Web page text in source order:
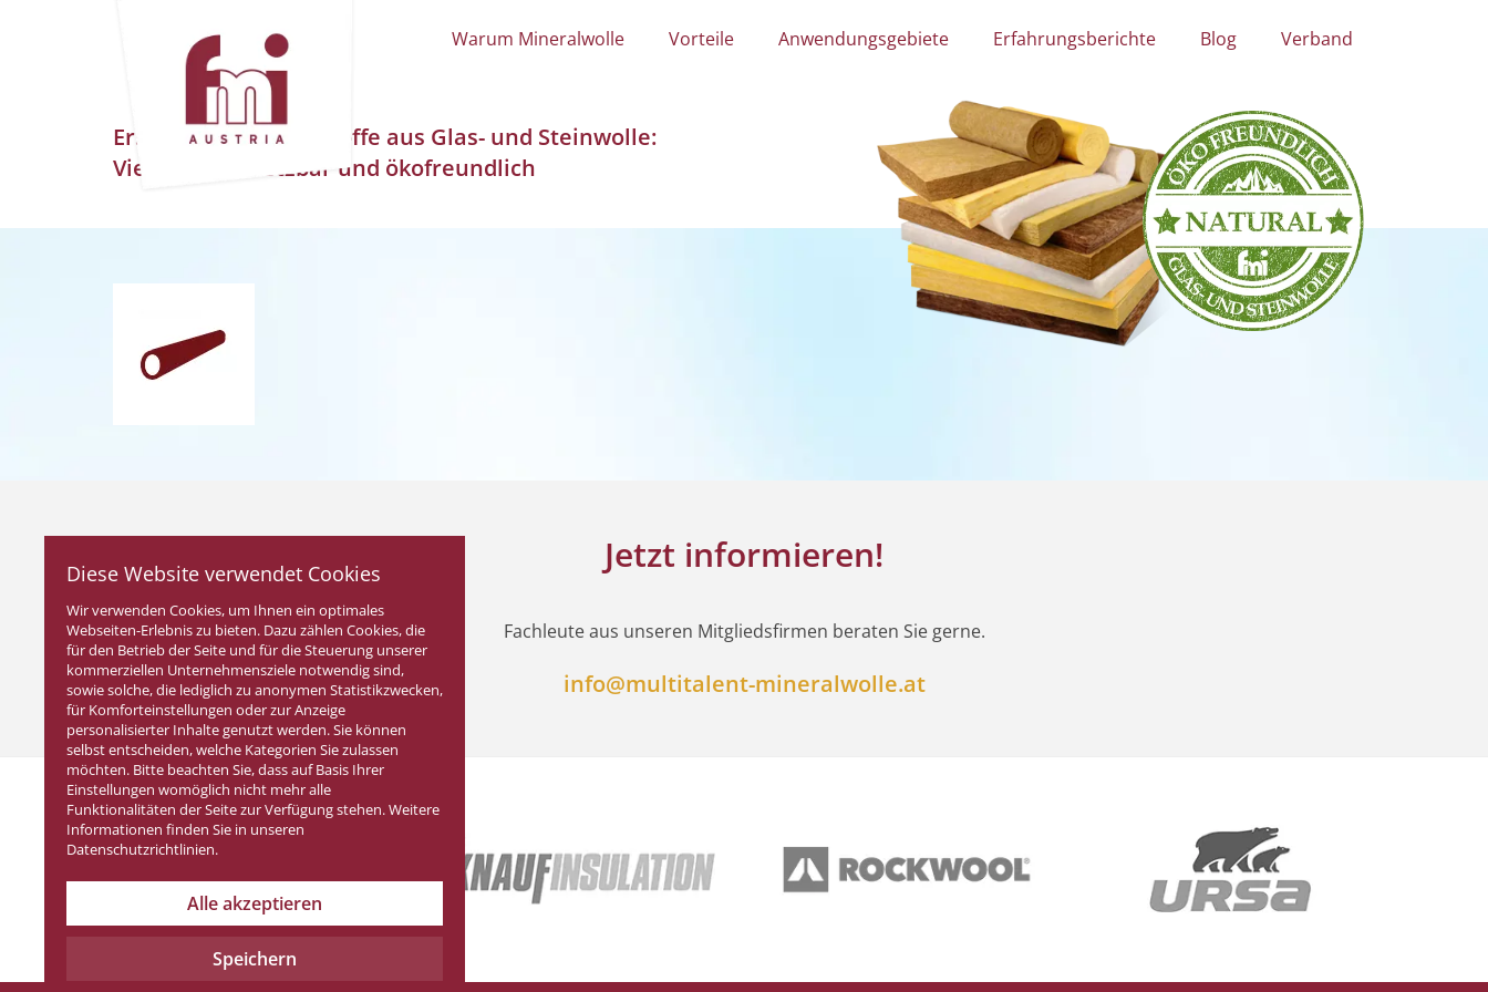
Warum Mineralwolle Vorteile Anwendungsgebiete Erfahrungsberichte Blog Verband
Erstklassige Dämmstoffe aus Glas- und Steinwolle:
Vielseitig einsetzbar und ökofreundlich
Jetzt informieren!
Fachleute aus unseren Mitgliedsfirmen beraten Sie gerne.
info@multitalent-mineralwolle.at
Diese Website verwendet Cookies
Wir verwenden Cookies, um Ihnen ein optimales
Webseiten-Erlebnis zu bieten. Dazu zählen Cookies, die
für den Betrieb der Seite und für die Steuerung unserer
kommerziellen Unternehmensziele notwendig sind,
sowie solche, die lediglich zu anonymen Statistikzwecken,
für Komforteinstellungen oder zur Anzeige
personalisierter Inhalte genutzt werden. Sie können
selbst entscheiden, welche Kategorien Sie zulassen
möchten. Bitte beachten Sie, dass auf Basis Ihrer
Einstellungen womöglich nicht mehr alle
Funktionalitäten der Seite zur Verfügung stehen. Weitere
Informationen finden Sie in unseren
Datenschutzrichtlinien.
Alle akzeptieren
Speichern